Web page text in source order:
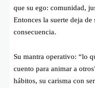
que su ego: comunidad,
Entonces la suerte deja de
consecuencia.
Su mantra operativo: “lo
cuento para animar a
hábitos, su carisma con